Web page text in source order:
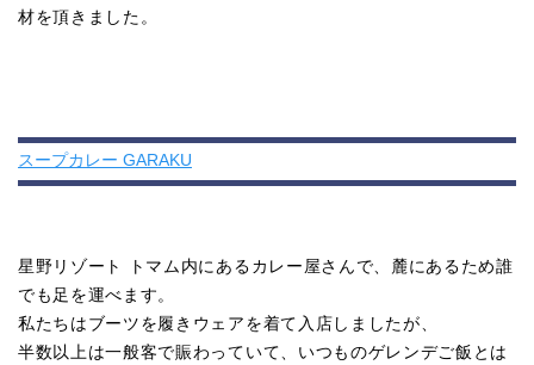
材を頂きました。
スープカレー GARAKU
星野リゾート トマム内にあるカレー屋さんで、麓にあるため誰
でも足を運べます。
私たちはブーツを履きウェアを着て入店しましたが、
半数以上は一般客で賑わっていて、いつものゲレンデご飯とは